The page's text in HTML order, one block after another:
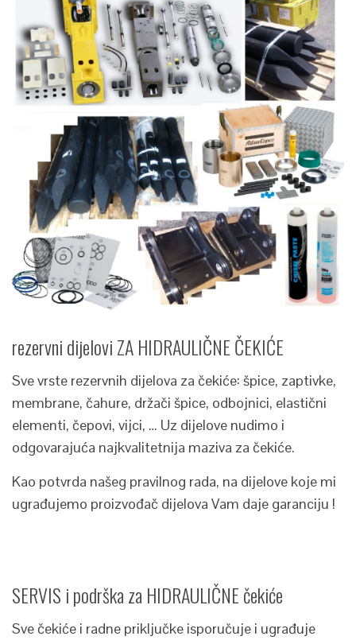
rezervni dijelovi ZA HIDRAULIČNE ČEKIĆE
Sve vrste rezervnih dijelova za čekiće: špice, zaptivke,
membrane, čahure, držači špice, odbojnici, elastični
elementi, čepovi, vijci, … Uz dijelove nudimo i
odgovarajuća najkvalitetnija maziva za čekiće.
Kao potvrda našeg pravilnog rada, na dijelove koje mi
ugrađujemo proizvođač dijelova Vam daje garanciju !
SERVIS i podrška za HIDRAULIČNE čekiće
Sve čekiće i radne priključke isporučuje i ugrađuje